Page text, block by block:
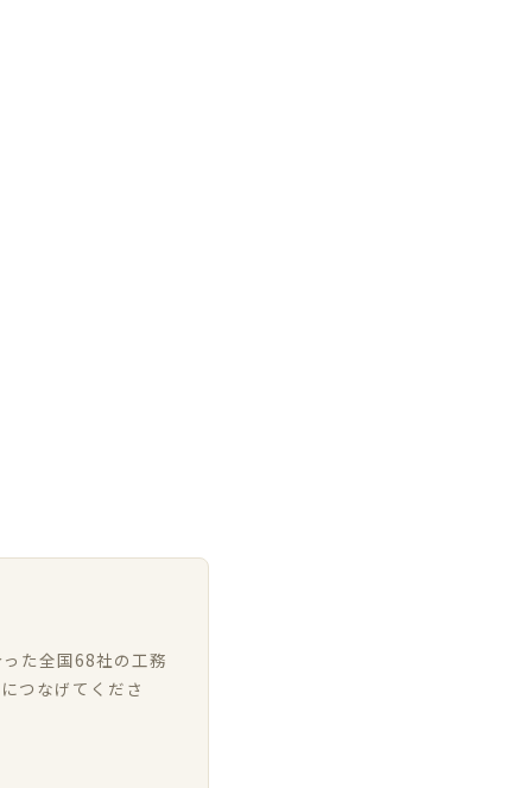
た全国68社の工務
つなげてくださ